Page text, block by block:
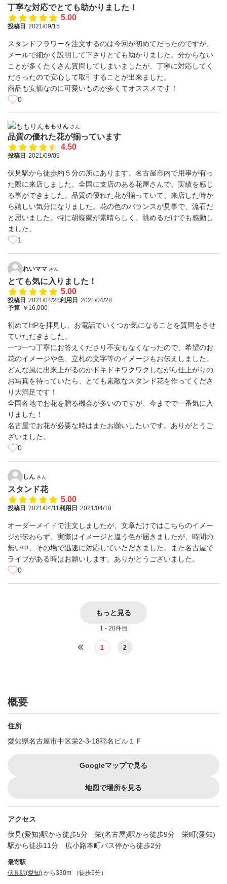
丁寧な対応でとても助かりました！
5.00
投稿日 2021/09/15
スタンドフラワーを注文するのは今回が初めてだったのですが、
メールで細かく説明して下さりとても助かりました。分からない
ことが多くたくさん質問してしまいましたが、丁寧に対応してく
ださったので安心して取引することが出来ました。
商品も安価なのに可愛いものが多くてオススメです！
0
ももりん さん
品質の優れた花が揃っています
4.50
投稿日 2021/09/09
伏見駅から徒歩約５分の所にあります。名古屋市内で用事が有っ
た際に来店しました。全国に支店のある花屋さんで、実績を感じ
る事ができました。品質の優れた花が揃っていて、来店した時か
ら嬉しい気分になりました。花の色のバランスが見事で、流石だ
と思いました。特に胡蝶蘭が素晴らしく、眺めるだけでも感動し
ました。
1
れいママ さん
とても気に入りました！
5.00
投稿日 2021/04/28利用日 2021/04/28
予算 ￥16,000
初めてHPを拝見し、お電話でいくつか気になることを質問をさせ
ていただきました。
一つ一つ丁寧にお答えくださり不安もなくなったので、希望のお
花のイメージや色、立札の文字等のイメージもお伝えしました。
どんな風に出来上がるのかドキドキワクワクしながら仕上がりの
お写真を待っていたら、とても素敵なスタンド花を作ってくださ
り大満足です！
全国各地でお花を贈る機会が多いのですが、今までで一番気に入
りました！
名古屋でお花が必要な時はまたお願いしたいです。ありがとうご
ざいました。
0
しん さん
スタンド花
5.00
投稿日 2021/04/11利用日 2021/04/10
オーダーメイドで注文しましたが、文章だけではこちらのイメー
ジが伝わらず、実際はイメージと違う色が届きましたが、時間の
無い中、その場で迅速に対応していただきました。また名古屋で
ライブがある時はお願いします。ありがとうございました。
0
もっと見る
1 - 20件目
1 2
概要
住所
愛知県名古屋市中区栄2-3-18稲名ビル１Ｆ
Googleマップで見る
地図で場所を見る
アクセス
伏見(愛知)駅から徒歩5分 栄(名古屋)駅から徒歩9分 栄町(愛知)
駅から徒歩11分 広小路本町バス停から徒歩2分
最寄駅
伏見駅(愛知) から330m （徒歩5分）